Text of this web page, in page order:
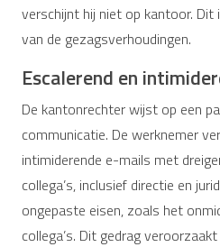
verschijnt hij niet op kantoor. Dit
van de gezagsverhoudingen.
Escalerend en
De kantonrechter wijst op een
communicatie. De werknemer
intimiderende e-mails met
collega’s, inclusief directie en
ongepaste eisen, zoals het
collega’s. Dit gedrag